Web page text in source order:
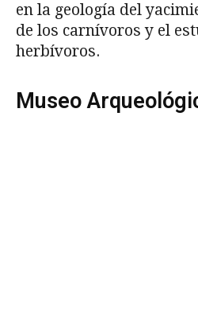
en la geología del
de los carnívoros y el
herbívoros.
Museo